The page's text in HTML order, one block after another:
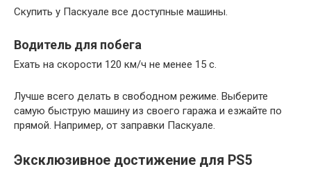
Скупить у Паскуале все доступные машины.
Водитель для побега
Ехать на скорости 120 км/ч не менее 15 с.
Лучше всего делать в свободном режиме. Выберите
самую быструю машину из своего гаража и езжайте по
прямой. Например, от заправки Паскуале.
Эксклюзивное достижение для PS5